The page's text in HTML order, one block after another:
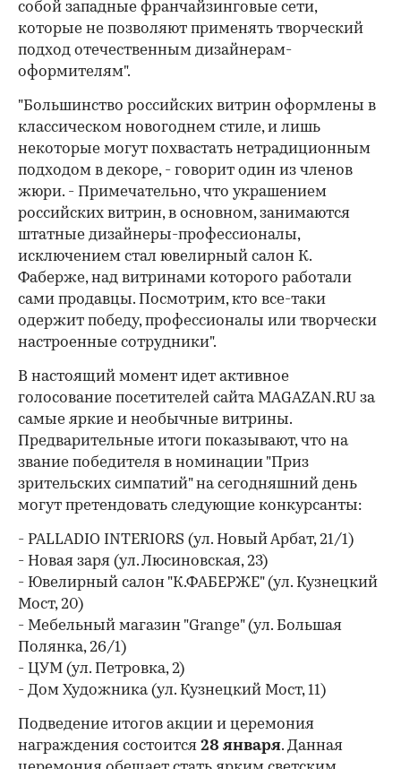
собой западные франчайзинговые сети,
которые не позволяют применять творческий
подход отечественным дизайнерам-
оформителям".
"Большинство российских витрин оформлены в
классическом новогоднем стиле, и лишь
некоторые могут похвастать нетрадиционным
подходом в декоре, - говорит один из членов
жюри. - Примечательно, что украшением
российских витрин, в основном, занимаются
штатные дизайнеры-профессионалы,
исключением стал ювелирный салон К.
Фаберже, над витринами которого работали
сами продавцы. Посмотрим, кто все-таки
одержит победу, профессионалы или творчески
настроенные сотрудники".
В настоящий момент идет активное
голосование посетителей сайта MAGAZAN.RU за
самые яркие и необычные витрины.
Предварительные итоги показывают, что на
звание победителя в номинации "Приз
зрительских симпатий" на сегодняшний день
могут претендовать следующие конкурсанты:
- PALLADIO INTERIORS (ул. Новый Арбат, 21/1)
- Новая заря (ул. Люсиновская, 23)
- Ювелирный салон "К.ФАБЕРЖЕ" (ул. Кузнецкий
Мост, 20)
- Мебельный магазин "Grange" (ул. Большая
Полянка, 26/1)
- ЦУМ (ул. Петровка, 2)
- Дом Художника (ул. Кузнецкий Мост, 11)
Подведение итогов акции и церемония
награждения состоится 28 января. Данная